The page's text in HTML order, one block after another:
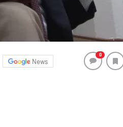
News
0